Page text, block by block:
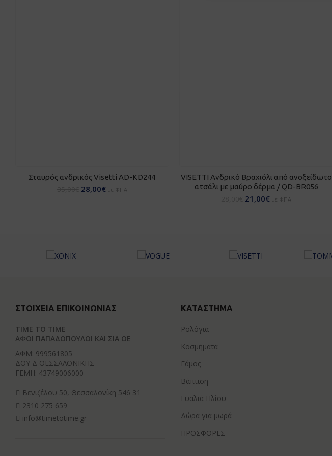
ΕΠΙΛΟΓΉ
Σταυρός ανδρικός Visetti AD-KD244
28,00€με ΦΠΑ
ΠΡΟΣΘΉΚΗ ΣΤΟ ΚΑΛΆΘΙ
VISETTI Ανδρικό Βραχιόλι από ανοξείδωτο
ατσάλι με μαύρο δέρμα / QD-BR056
21,00€ με ΦΠΑ
ΣΤΟΙΧΕΊΑ ΕΠΙΚΟΙΝΩΝΊΑΣ
TIME TO TIME
ΑΦΟΙ ΠΑΠΑΔΟΠΟΥΛΟΙ ΚΑΙ ΣΙΑ ΟΕ
ΑΦΜ: 999561805
ΔΟΥ Δ ΘΕΣΣΑΛΟΝΙΚΗΣ
ΓΕΜΗ: 43749006000
Βενιζέλου 50, Θεσσαλονίκη 546 31
2310 275 659
info@timetotime.gr
ΚΑΤΆΣΤΗΜΑ
Ρολόγια
Κοσμήματα
Γάμος
Βάπτιση
Γυαλιά Ηλίου
Δώρα για μωρά
ΠΡΟΣΦΟΡΕΣ